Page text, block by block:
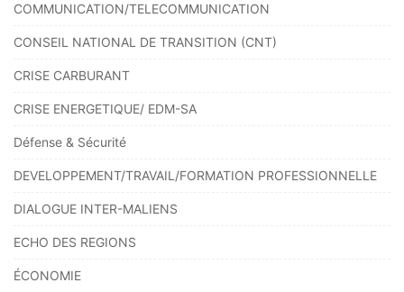
COMMUNICATION/TELECOMMUNICATION
CONSEIL NATIONAL DE TRANSITION (CNT)
CRISE CARBURANT
CRISE ENERGETIQUE/ EDM-SA
Défense & Sécurité
DEVELOPPEMENT/TRAVAIL/FORMATION PROFESSIONNELLE
DIALOGUE INTER-MALIENS
ECHO DES REGIONS
ÉCONOMIE